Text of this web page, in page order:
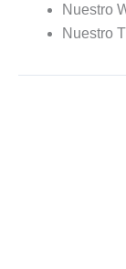
Nuestro
Nuestro